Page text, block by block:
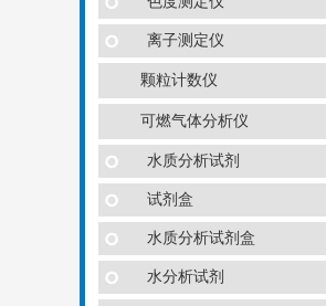
离子测定仪
颗粒计数仪
可燃气体分析仪
水质分析试剂
试剂盒
水质分析试剂盒
水分析试剂